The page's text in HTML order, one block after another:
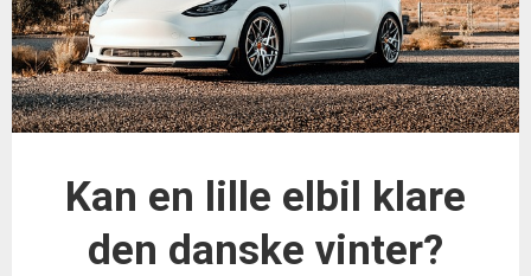
Kan en lille elbil klare
den danske vinter?